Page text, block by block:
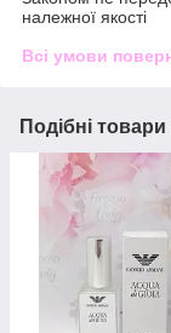
належної якості
Всі умови
Подібні товари